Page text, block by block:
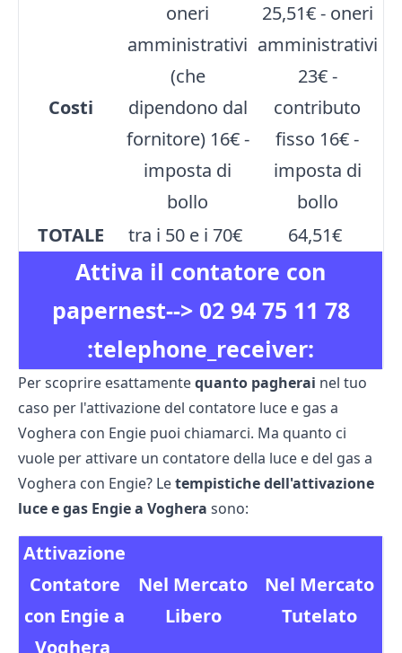
Attiva il contatore con
papernest--> 02 94 75 11 78
:telephone_receiver:
Costi
oneri
amministrativi
(che
dipendono dal
fornitore) 16€ -
imposta di
bollo
25,51€ - oneri
amministrativi
23€ -
contributo
fisso 16€ -
imposta di
bollo
TOTALE
tra i 50 e i 70€ 64,51€
Per scoprire esattamentequanto pagherai nel tuo
caso per l'attivazione del contatore luce e gas a
Voghera con Engie puoi chiamarci. Ma quanto ci
vuole per attivare un contatore della luce e del gas a
Voghera con Engie? Letempistiche dell'attivazione
luce e gas Engie a Voghera sono:
Attivazione
Contatore
con Engie a
Voghera
Nel Mercato
Libero
Nel Mercato
Tutelato